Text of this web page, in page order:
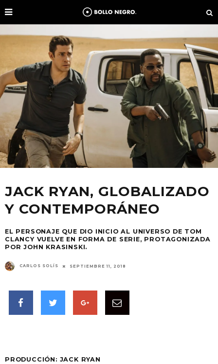
JACK RYAN, GLOBALIZADO
Y CONTEMPORÁNEO
EL PERSONAJE QUE DIO INICIO AL UNIVERSO DE TOM
CLANCY VUELVE EN FORMA DE SERIE, PROTAGONIZADA
POR JOHN KRASINSKI.
CARLOS SOLÍS SEPTIEMBRE 11, 2018
PRODUCCIÓN: JACK RYAN